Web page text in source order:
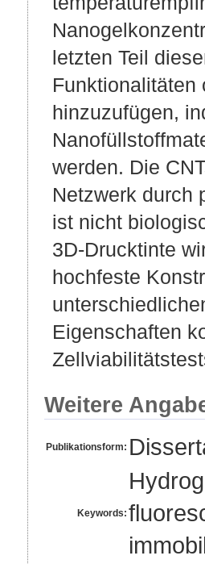
letzten Teil
Funktionalitäten
hinzuzufügen,
werden. Die
Netzwerk durch
ist nicht
3D-Drucktinte
hochfeste
Eigenschaften
Weitere
Publikationsform:
Keywords: